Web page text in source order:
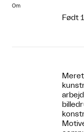
Om
Født